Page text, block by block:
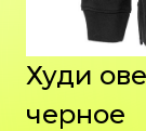
Худи
черное